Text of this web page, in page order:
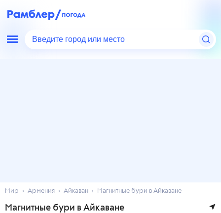
Введите город или место
Мир Армения Айкаван Магнитные бури в Айкаване
Магнитные бури в Айкаване